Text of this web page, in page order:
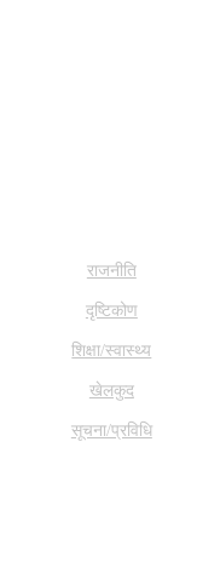
राजनीति
दृष्टिकोण
शिक्षा/स्वास्थ्य
खेलकुद
सूचना/प्रविधि